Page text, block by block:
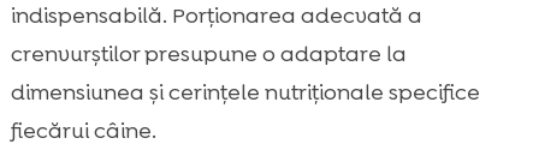
indispensabilă. Porționarea adecvată a
crenvurștilor presupune o adaptare la
dimensiunea și cerințele nutriționale specifice
fiecărui câine.